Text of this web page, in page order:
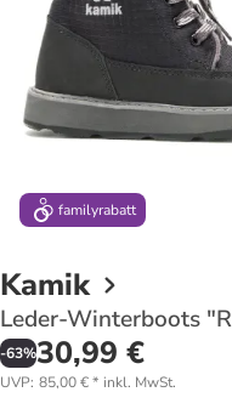
familyrabatt
Kamik
Leder-Winterboots
-63%30,99 €
UVP: 85,00 €* inkl. MwSt.